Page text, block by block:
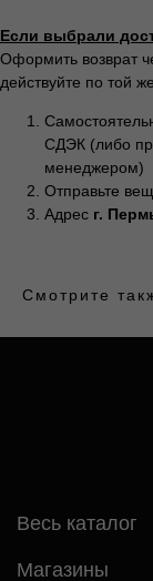
Если выбрали
Оформить возврат
действуйте по той
СДЭК (либо
менеджером)
Отправьте
Адрес г.
Смотрите
ИП
ИНН: